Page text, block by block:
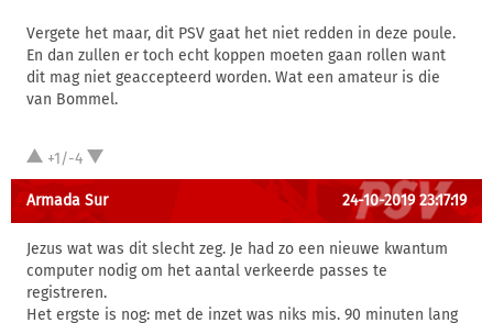
Vergete het maar, dit PSV gaat het niet redden in deze poule.
En dan zullen er toch echt koppen moeten gaan rollen want
dit mag niet geaccepteerd worden. Wat een amateur is die
van Bommel.
+1/-4
Armada Sur 24-10-2019 23:17:19
Jezus wat was dit slecht zeg. Je had zo een nieuwe kwantum
computer nodig om het aantal verkeerde passes te
registreren.
Het ergste is nog: met de inzet was niks mis. 90 minuten lang